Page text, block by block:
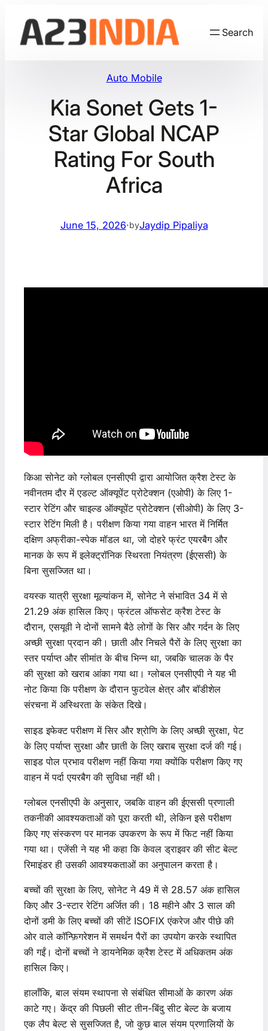
content
Search
Auto Mobile
Kia Sonet Gets 1-
Star Global NCAP
Rating For South
Africa
June 15, 2026·byJaydip Pipaliya
किआ सोनेट को ग्लोबल एनसीएपी द्वारा आयोजित क्रैश टेस्ट के
नवीनतम दौर में एडल्ट ऑक्यूपेंट प्रोटेक्शन (एओपी) के लिए 1-
स्टार रेटिंग और चाइल्ड ऑक्यूपेंट प्रोटेक्शन (सीओपी) के लिए 3-
स्टार रेटिंग मिली है। परीक्षण किया गया वाहन भारत में निर्मित
दक्षिण अफ्रीका-स्पेक मॉडल था, जो दोहरे फ्रंट एयरबैग और
मानक के रूप में इलेक्ट्रॉनिक स्थिरता नियंत्रण (ईएससी) के
बिना सुसज्जित था।
वयस्क यात्री सुरक्षा मूल्यांकन में, सोनेट ने संभावित 34 में से
21.29 अंक हासिल किए। फ्रंटल ऑफसेट क्रैश टेस्ट के
दौरान, एसयूवी ने दोनों सामने बैठे लोगों के सिर और गर्दन के लिए
अच्छी सुरक्षा प्रदान की। छाती और निचले पैरों के लिए सुरक्षा का
स्तर पर्याप्त और सीमांत के बीच भिन्न था, जबकि चालक के पैर
की सुरक्षा को खराब आंका गया था। ग्लोबल एनसीएपी ने यह भी
नोट किया कि परीक्षण के दौरान फुटवेल क्षेत्र और बॉडीशेल
संरचना में अस्थिरता के संकेत दिखे।
साइड इफेक्ट परीक्षण में सिर और श्रोणि के लिए अच्छी सुरक्षा, पेट
के लिए पर्याप्त सुरक्षा और छाती के लिए खराब सुरक्षा दर्ज की गई।
साइड पोल प्रभाव परीक्षण नहीं किया गया क्योंकि परीक्षण किए गए
वाहन में पर्दा एयरबैग की सुविधा नहीं थी।
ग्लोबल एनसीएपी के अनुसार, जबकि वाहन की ईएससी प्रणाली
तकनीकी आवश्यकताओं को पूरा करती थी, लेकिन इसे परीक्षण
किए गए संस्करण पर मानक उपकरण के रूप में फिट नहीं किया
गया था। एजेंसी ने यह भी कहा कि केवल ड्राइवर की सीट बेल्ट
रिमाइंडर ही उसकी आवश्यकताओं का अनुपालन करता है।
बच्चों की सुरक्षा के लिए, सोनेट ने 49 में से 28.57 अंक हासिल
किए और 3-स्टार रेटिंग अर्जित की। 18 महीने और 3 साल की
दोनों डमी के लिए बच्चों की सीटें ISOFIX एंकरेज और पीछे की
ओर वाले कॉन्फ़िगरेशन में समर्थन पैरों का उपयोग करके स्थापित
की गईं। दोनों बच्चों ने डायनेमिक क्रैश टेस्ट में अधिकतम अंक
हासिल किए।
हालाँकि, बाल संयम स्थापना से संबंधित सीमाओं के कारण अंक
काटे गए। केंद्र की पिछली सीट तीन-बिंदु सीट बेल्ट के बजाय
एक लैप बेल्ट से सुसज्जित है, जो कुछ बाल संयम प्रणालियों के